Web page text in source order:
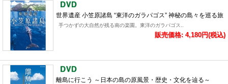
世界遺産 小笠原諸島 “東洋のガラパゴス” 神秘の島々を巡る旅
手つかずの大自然が残る南の楽園。東洋のガラパゴス..
販売価格: 4,180円(税込)
離島に行こう ～日本の島の原風景・歴史・文化を辿る～